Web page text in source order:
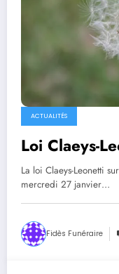
ACTUALITÉS
Loi Claeys-
La loi Claeys-Leonetti
mercredi 27 janvier…
Fidès Funéraire